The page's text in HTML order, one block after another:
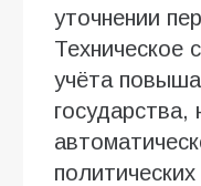
уточнении
Техническое
учёта
государства,